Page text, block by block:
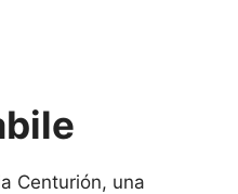
Centurión, una